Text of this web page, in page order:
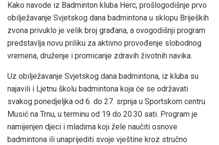
Kako navode iz Badminton kluba Herc, prošlogodišnje prvo
obilježavanje Svjetskog dana badmintona u sklopu Brijeških
zvona privuklo je velik broj građana, a ovogodišnji program
predstavlja novu priliku za aktivno provođenje slobodnog
vremena, druženje i promicanje zdravih životnih navika.
Uz obilježavanje Svjetskog dana badmintona, iz kluba su
najavili i Ljetnu školu badmintona koja će se održavati
svakog ponedjeljka od 6. do 27. srpnja u Sportskom centru
Musić na Trnu, u terminu od 19 do 20.30 sati. Program je
namijenjen djeci i mladima koji žele naučiti osnove
badmintona ili unaprijediti svoje vještine kroz stručno